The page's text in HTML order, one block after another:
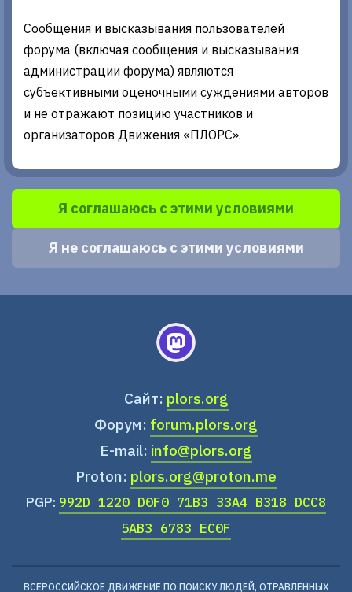
Сообщения и высказывания пользователей
форума (включая сообщения и высказывания
администрации форума) являются
субъективными оценочными суждениями авторов
и не отражают позицию участников и
организаторов Движения «ПЛОРС».
Сайт: plors.org
Форум: forum.plors.org
E-mail: info@plors.org
Proton: plors.org@proton.me
PGP: 992D 1220 D0F0 71B3 33A4 B318 DCC8
5AB3 6783 EC0F
ВСЕРОССИЙСКОЕ ДВИЖЕНИЕ ПО ПОИСКУ ЛЮДЕЙ, ОТРАВЛЕННЫХ